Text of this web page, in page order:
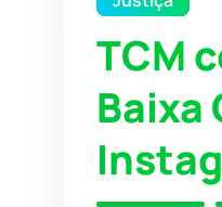
TCM
Baixa